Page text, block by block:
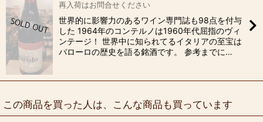
再入荷はお問合せください
世界的に影響力のあるワイン専門誌も98点を付与
した 1964年のコンテルノは1960年代屈指のヴィ
ンテージ！ 世界中に知られてるイタリアの至宝は
バローロの歴史を語る銘酒です。 参考までに…
この商品を買った人は、こんな商品も買っています